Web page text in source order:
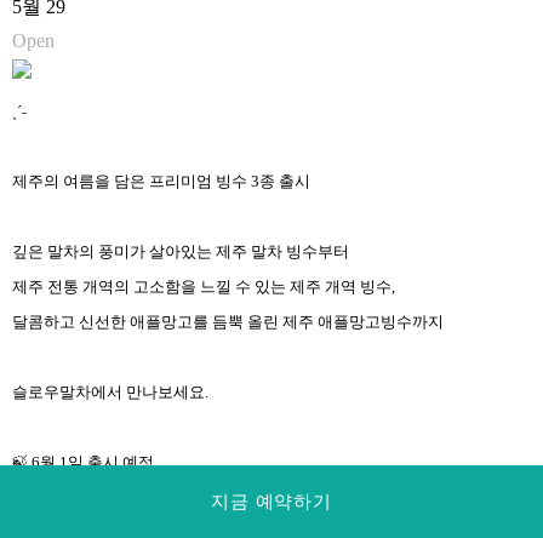
지금 예약하기
5월 29
Open
ˎˊ˗
제주의 여름을 담은 프리미엄 빙수 3종 출시
깊은 말차의 풍미가 살아있는 제주 말차 빙수부터
제주 전통 개역의 고소함을 느낄 수 있는 제주 개역 빙수,
달콤하고 신선한 애플망고를 듬뿍 올린 제주 애플망고빙수까지
슬로우말차에서 만나보세요.
🍃 6월 1일 출시 예정